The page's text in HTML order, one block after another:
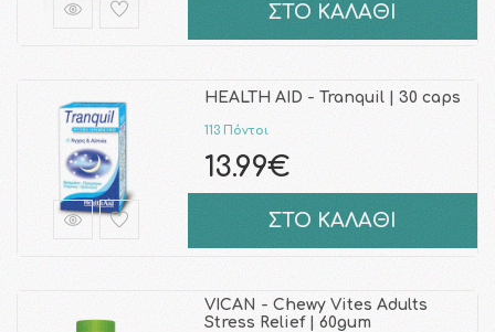
ΣΤΟ ΚΑΛΑΘΙ
HEALTH AID - Tranquil | 30 caps
113 Πόντοι
13.99€
ΣΤΟ ΚΑΛΑΘΙ
VICAN - Chewy Vites Adults
Stress Relief | 60gum